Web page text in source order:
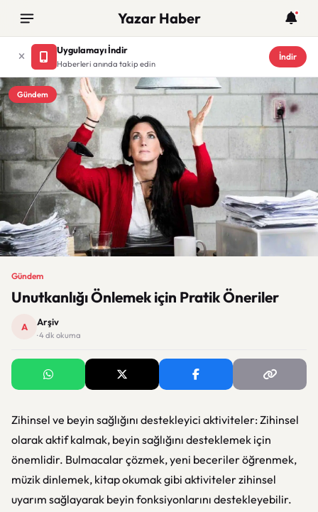
Yazar Haber
Uygulamayı İndir
Haberleri anında takip edin
İndir
Gündem
Gündem
Unutkanlığı Önlemek için Pratik Öneriler
A Arşiv
· 4 dk okuma
Zihinsel ve beyin sağlığını destekleyici aktiviteler: Zihinsel
olarak aktif kalmak, beyin sağlığını desteklemek için
önemlidir. Bulmacalar çözmek, yeni beceriler öğrenmek,
müzik dinlemek, kitap okumak gibi aktiviteler zihinsel
uyarım sağlayarak beyin fonksiyonlarını destekleyebilir.